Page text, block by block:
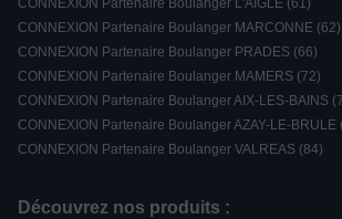
CONNEXION Partenaire Boulanger L'AIGLE (61)
CONNEXION Partenaire Boulanger MARCONNE (62)
CONNEXION Partenaire Boulanger PRADES (66)
CONNEXION Partenaire Boulanger MAMERS (72)
CONNEXION Partenaire Boulanger AIX-LES-BAINS
CONNEXION Partenaire Boulanger AZAY-LE-BRULE
CONNEXION Partenaire Boulanger VALREAS (84)
Découvrez nos produits :